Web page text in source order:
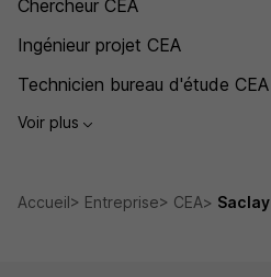
Chercheur CEA
Ingénieur projet CEA
Technicien bureau d'étude CEA
Voir plus
Accueil Entreprise CEA Saclay